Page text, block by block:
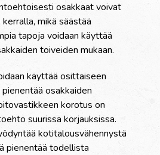
osakkaat voivat
mikä säästää
tapoja voidaan käyttää
toiveiden mukaan.
käyttää osittaiseen
osakkaiden
korotus on
suurissa korjauksissa.
kotitalousvähennystä
pienentää todellista